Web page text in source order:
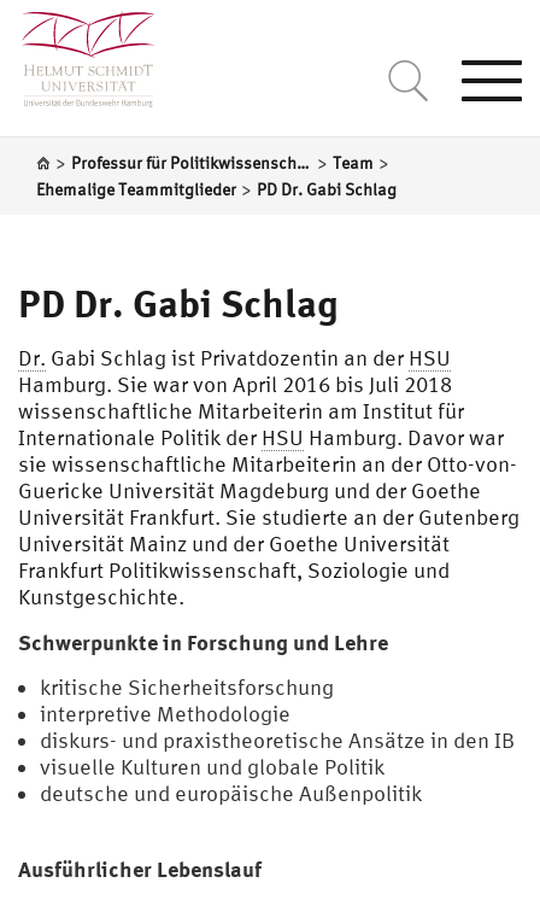
> Professur für Politikwissenschaft, insbesondere internationale Sicherheitspolitik und Konfliktforschung > Team >
Ehemalige Teammitglieder > PD Dr. Gabi Schlag
PD Dr. Gabi Schlag
Dr. Gabi Schlag ist Privatdozentin an der HSU
Hamburg. Sie war von April 2016 bis Juli 2018
wissenschaftliche Mitarbeiterin am Institut für
Internationale Politik der HSU Hamburg. Davor war
sie wissenschaftliche Mitarbeiterin an der Otto-von-
Guericke Universität Magdeburg und der Goethe
Universität Frankfurt. Sie studierte an der Gutenberg
Universität Mainz und der Goethe Universität
Frankfurt Politikwissenschaft, Soziologie und
Kunstgeschichte.
Schwerpunkte in Forschung und Lehre
kritische Sicherheitsforschung
interpretive Methodologie
diskurs- und praxistheoretische Ansätze in den IB
visuelle Kulturen und globale Politik
deutsche und europäische Außenpolitik
Ausführlicher Lebenslauf